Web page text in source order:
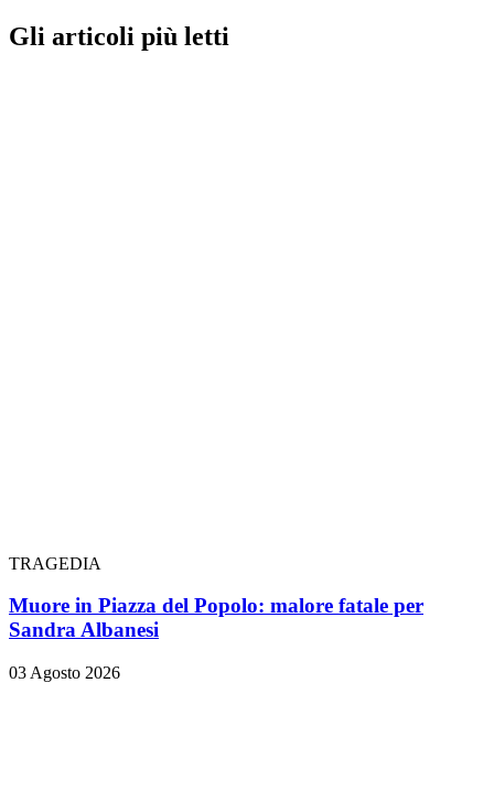
Gli articoli più letti
TRAGEDIA
Muore in Piazza del Popolo: malore fatale per
Sandra Albanesi
03 Agosto 2026